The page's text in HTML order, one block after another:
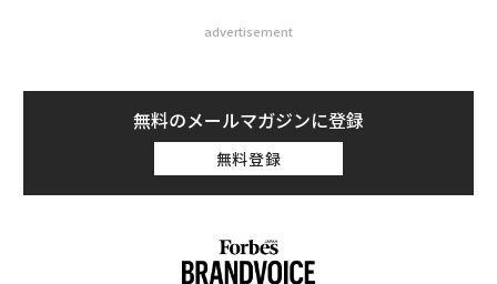
advertisement
無料のメールマガジンに登録
無料登録